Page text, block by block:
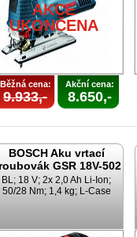
AKCE
UKONČENA
Běžná cena:
9.933,-
Akční cena:
8.650,-
BOSCH Aku vrtací
GSR 18V-502
BL; 18 V; 2x 2,0 Ah Li-Ion;
50/28 Nm; 1,4 kg; L-Case